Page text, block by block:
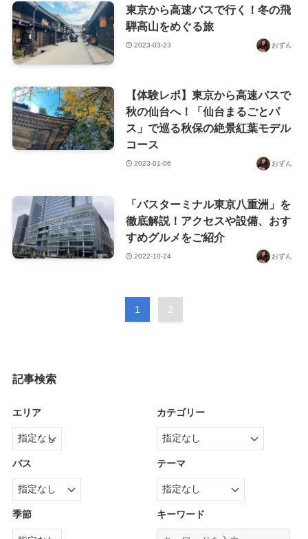
東京から高速バスで行く！冬の飛
騨高山をめぐる旅
2023-03-23 おずん
【体験レポ】東京から高速バスで
秋の仙台へ！「仙台まるごとパ
ス」で巡る秋保の絶景紅葉モデル
コース
2023-01-06 おずん
「バスターミナル東京八重洲」を
徹底解説！アクセスや設備、おす
すめグルメをご紹介
2022-10-24 おずん
1 2
記事検索
エリア カテゴリー
バス テーマ
季節 キーワード